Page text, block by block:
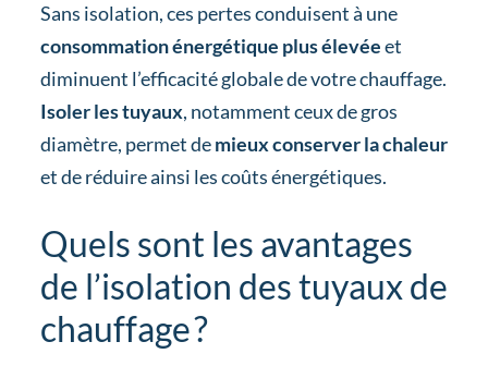
Sans isolation, ces pertes conduisent à une
consommation énergétique plus élevéeet
diminuent l’efficacité globale de votre chauffage.
Isoler les tuyaux, notamment ceux de gros
diamètre, permet demieux conserver la chaleur
et de réduire ainsi les coûts énergétiques.
Quels sont les avantages
de l’isolation des tuyaux de
chauffage ?